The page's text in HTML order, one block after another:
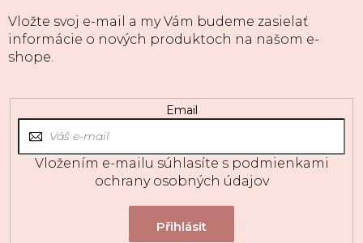
Vložte svoj e-mail a my Vám budeme zasielať
informácie o nových produktoch na našom e-
shope.
Email
Vložením e-mailu súhlasíte s podmienkami
ochrany osobných údajov